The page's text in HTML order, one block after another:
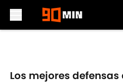
Los mejores